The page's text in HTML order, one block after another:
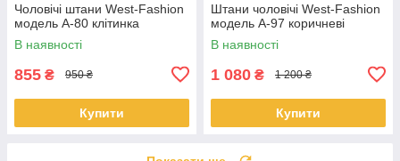
Чоловічі штани West-Fashion
модель A-80 клітинка
В наявності
855 ₴ 950 ₴
Купити
Штани чоловічі West-Fashion
модель А-97 коричневі
В наявності
1 080 ₴ 1 200 ₴
Купити